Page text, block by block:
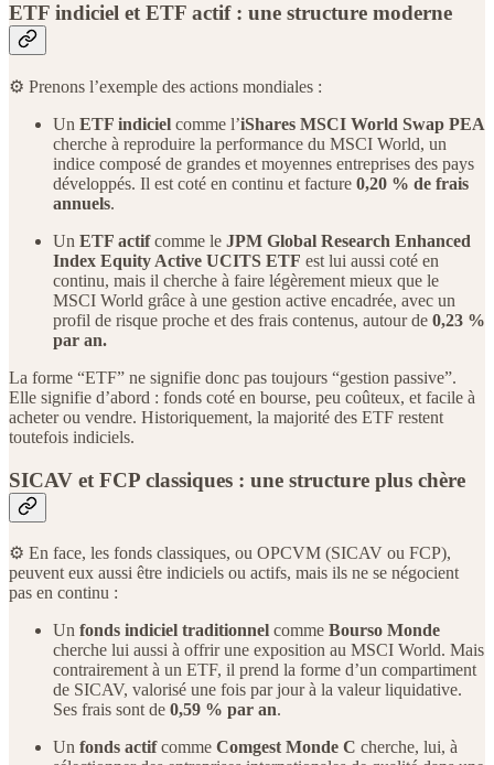
ETF indiciel et ETF actif : une structure moderne
⚙️ Prenons l’exemple des actions mondiales :
Un ETF indiciel comme l’iShares MSCI World Swap PEA
cherche à reproduire la performance du MSCI World, un
indice composé de grandes et moyennes entreprises des pays
développés. Il est coté en continu et facture 0,20 % de frais
annuels.
Un ETF actifcomme le JPM Global Research Enhanced
Index Equity Active UCITS ETF est lui aussi coté en
continu, mais il cherche à faire légèrement mieux que le
MSCI World grâce à une gestion active encadrée, avec un
profil de risque proche et des frais contenus, autour de 0,23 %
par an.
La forme “ETF” ne signifie donc pas toujours “gestion passive”.
Elle signifie d’abord : fonds coté en bourse, peu coûteux, et facile à
acheter ou vendre. Historiquement, la majorité des ETF restent
toutefois indiciels.
SICAV et FCP classiques : une structure plus chère
⚙️ En face, les fonds classiques, ou OPCVM (SICAV ou FCP),
peuvent eux aussi être indiciels ou actifs, mais ils ne se négocient
pas en continu :
Un fonds indiciel traditionnel comme Bourso Monde
cherche lui aussi à offrir une exposition au MSCI World. Mais
contrairement à un ETF, il prend la forme d’un compartiment
de SICAV, valorisé une fois par jour à la valeur liquidative.
Ses frais sont de 0,59 % par an.
Un fonds actifcomme Comgest Monde C cherche, lui, à